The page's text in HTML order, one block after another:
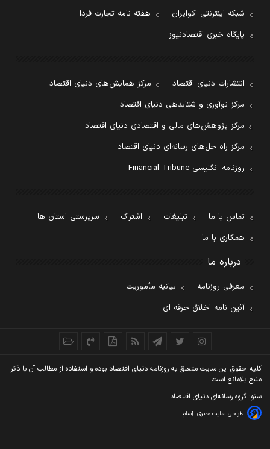
شبکه اینترنتی اکوایران
هفته نامه تجارت فردا
پایگاه خبری اقتصادنیوز
انتشارات دنیای اقتصاد
مرکز همایش‌های دنیای اقتصاد
مرکز نوآوری و شتابدهی دنیای اقتصاد
مرکز پژوهش‌های مالی و اقتصادی دنیای اقتصاد
مرکز راه حل‌های رسانه‌ای دنیای اقتصاد
روزنامه انگلیسی Financial Tribune
تماس با ما تبلیغات اشتراک
سرپرستی استان ها
همکاری با ما
درباره ما
معرفی روزنامه
بیانیه مأموریت
آئین نامه اخلاق حرفه ای
کليه حقوق اين سايت متعلق به روزنامه دنيای اقتصاد بوده و استفاده از مطالب آن با ذکر
منبع بلامانع است
سئو: گروه رسانه‌ای دنیای اقتصاد
طراحی سایت خبری آسام